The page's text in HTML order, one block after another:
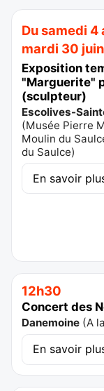
Du samedi 4
mardi 30 juin
Exposition
"Marguerite"
(sculpteur)
Escolives-
(Musée Pierre
Moulin du
du Saulce)
En savoir
12h30
Concert des
Danemoine (A
En savoir